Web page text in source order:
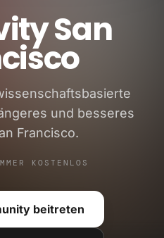
San
und besseres
Francisco.
KOSTENLOS
beitreten